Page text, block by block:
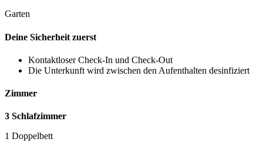
Garten
Deine Sicherheit zuerst
Kontaktloser Check-In und Check-Out
Die Unterkunft wird zwischen den Aufenthalten desinfiziert
Zimmer
3 Schlafzimmer
1 Doppelbett